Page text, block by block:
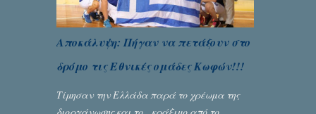
Αποκάλυψη: Πήγαν να πετάξουν στο
δρόμο τις Εθνικές ομάδες Κωφών!!!
Τίμησαν την Ελλάδα παρά το χρέωμα της